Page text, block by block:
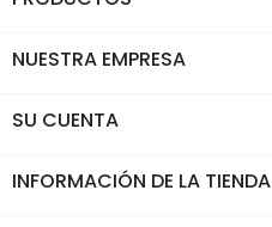
NUESTRA EMPRESA
SU CUENTA
INFORMACIÓN DE LA TIENDA